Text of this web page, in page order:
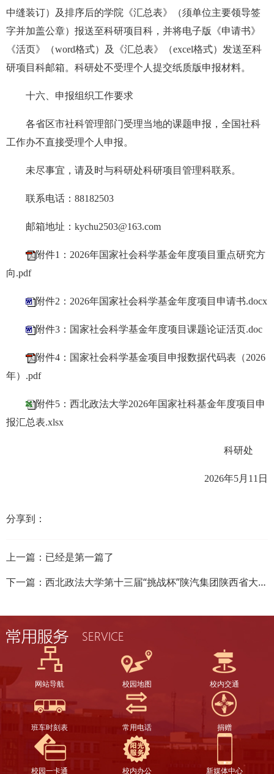
中缝装订）及排序后的学院《汇总表》（须单位主要领导签
字并加盖公章）报送至科研项目科，并将电子版《申请书》
《活页》（word格式）及《汇总表》（excel格式）发送至科
研项目科邮箱。科研处不受理个人提交纸质版申报材料。
十六、申报组织工作要求
各省区市社科管理部门受理当地的课题申报，全国社科
工作办不直接受理个人申报。
未尽事宜，请及时与科研处科研项目管理科联系。
联系电话：88182503
邮箱地址：kychu2503@163.com
附件1：2026年国家社会科学基金年度项目重点研究方
向.pdf
附件2：2026年国家社会科学基金年度项目申请书.docx
附件3：国家社会科学基金年度项目课题论证活页.doc
附件4：国家社会科学基金项目申报数据代码表（2026
年）.pdf
附件5：西北政法大学2026年国家社科基金年度项目申
报汇总表.xlsx
科研处
2026年5月11日
分享到：
上一篇：已经是第一篇了
下一篇： 西北政法大学第十三届“挑战杯”陕汽集团陕西省大学生创业计划竞赛申报作品公示
网站导航 校园地图 校内交通
班车时刻表 常用电话 捐赠
校园一卡通 校内办公 新媒体中心